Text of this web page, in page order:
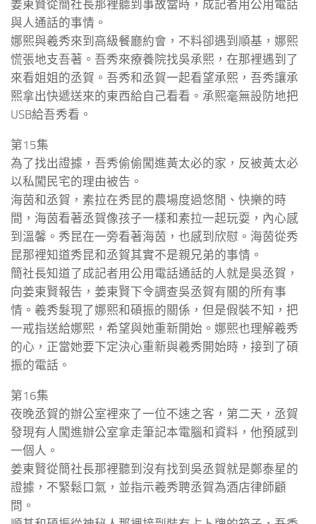
姜東賢從簡社長那裡聽到事故當時，成記者用公用電話
與人通話的事情。
娜熙與羲秀來到高級餐廳約會，不料卻遇到順基，娜熙
慌張地支吾著。吾秀來療養院找吳承熙，在那裡遇到了
來看姐姐的丞賀。吾秀和丞賀一起看望承熙，吾秀讓承
熙拿出快遞送來的東西給自己看看。承熙毫無設防地把
USB給吾秀看。
第15集
為了找出證據，吾秀偷偷闖進黃太必的家，反被黃太必
以私闖民宅的理由被告。
海茵和丞賀，素拉在秀昆的農場度過悠閒、快樂的時
間，海茵看著丞賀像孩子一樣和素拉一起玩耍，內心感
到溫馨。秀昆在一旁看著海茵，也感到欣慰。海茵從秀
昆那裡知道秀昆和丞賀其實不是親兄弟的事情。
簡社長知道了成記者用公用電話通話的人就是吳丞賀，
向姜東賢報告，姜東賢下令調查吳丞賀有關的所有事
情。羲秀髮現了娜熙和碩振的關係，但是假裝不知，把
一戒指送給娜熙，希望與她重新開始。娜熙也理解羲秀
的心，正當她要下定決心重新與羲秀開始時，接到了碩
振的電話。
第16集
夜晚丞賀的辦公室裡來了一位不速之客，第二天，丞賀
發現有人闖進辦公室拿走筆記本電腦和資料，他預感到
一個人。
姜東賢從簡社長那裡聽到沒有找到吳丞賀就是鄭泰星的
證據，不緊鬆口氣，並指示羲秀聘丞賀為酒店律師顧
問。